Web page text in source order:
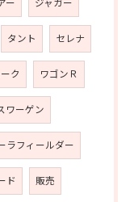
ー ジャガー
タント セレナ
ク ワゴンＲ
ワーゲン
ラフィールダー
ド 販売